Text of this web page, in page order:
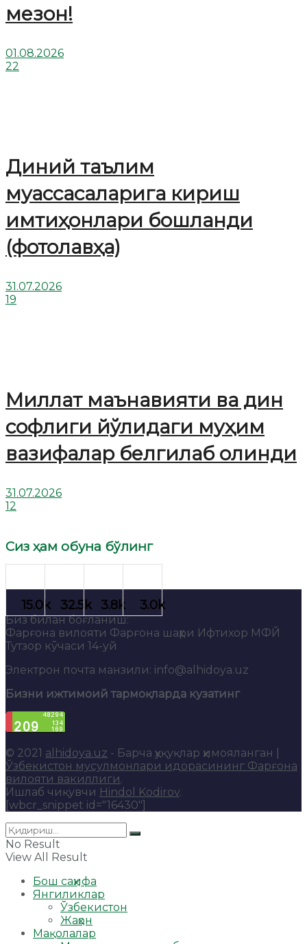
мезон!
01.08.2026
22
Диний таълим
муассасаларига кириш
имтиҳонлари бошланди
(фотолавҳа)
31.07.2026
19
Миллат маънавияти ва дин
софлиги йўлидаги муҳим
вазифалар белгилаб олинди
31.07.2026
12
Сиз ҳам обуна бўлинг
Биз билан боғланиш:
Фарғона вилояти Фарғона шаҳри Ифтихор МФЙ
Тутзор кўчаси 14-уй
Электрон почта манзили: info@alhidoya.uz
Бизни ижтимоий тармоқларда кузатинг
© 2021 alhidoya.uz - Барча ҳуқуқлар ҳимояланган |
Ўзбекистон мусулмонлари идорасининг Фарғона
вилояти вакиллиги.
Ишлаб чиқувчи Hindol Kodirov.
[wbcr_snippet id="16430"]
No Result
View All Result
Бош саҳифа
Янгиликлар
Ўзбекистон
Жаҳон
Мақолалар